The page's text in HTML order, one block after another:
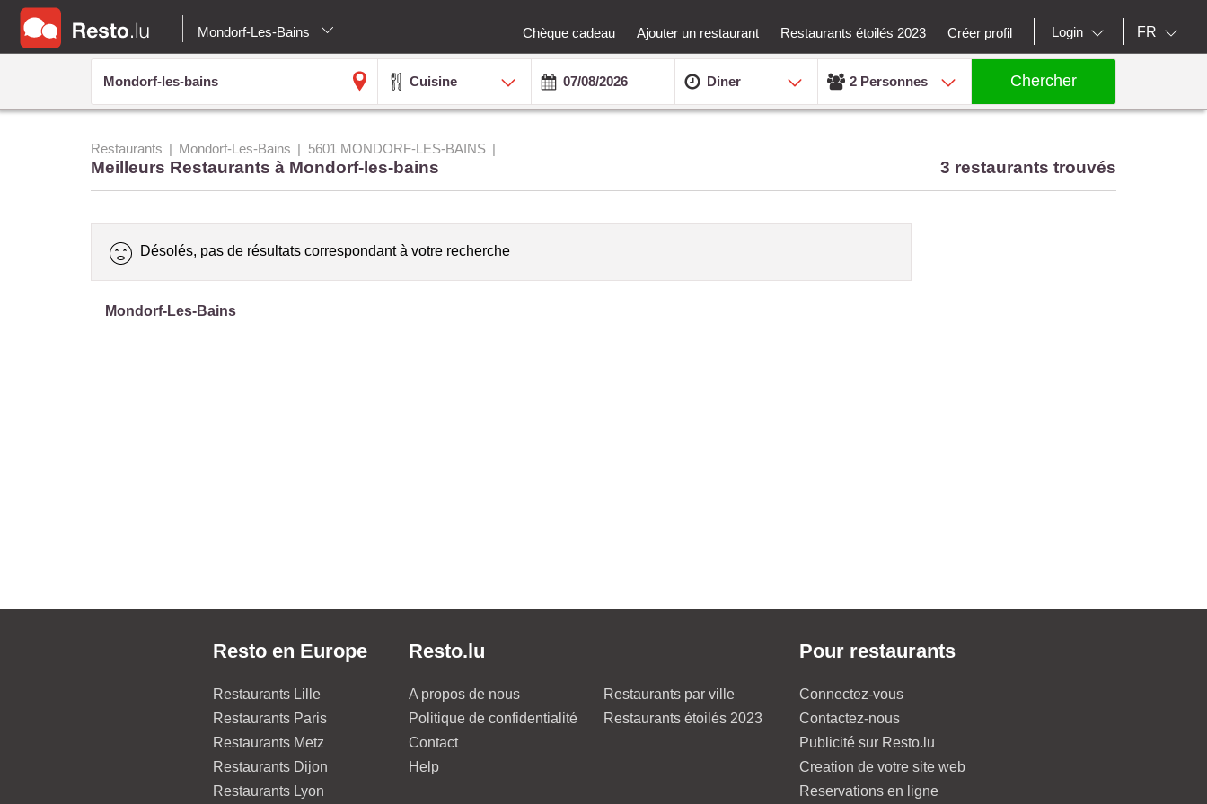
Mondorf-Les-Bains Chèque cadeau Ajouter un restaurant Restaurants étoilés 2023 Créer profil Login FR
Cuisine Diner 2 Personnes Chercher
Restaurants Mondorf-Les-Bains 5601 MONDORF-LES-BAINS
Meilleurs Restaurants à Mondorf-les-bains 3 restaurants trouvés
Désolés, pas de résultats correspondant à votre recherche
Mondorf-Les-Bains
Resto en Europe
Restaurants Lille
Restaurants Paris
Restaurants Metz
Restaurants Dijon
Restaurants Lyon
Resto.lu
A propos de nous
Politique de confidentialité
Contact
Help
Restaurants par ville
Restaurants étoilés 2023
Pour restaurants
Connectez-vous
Contactez-nous
Publicité sur Resto.lu
Creation de votre site web
Reservations en ligne